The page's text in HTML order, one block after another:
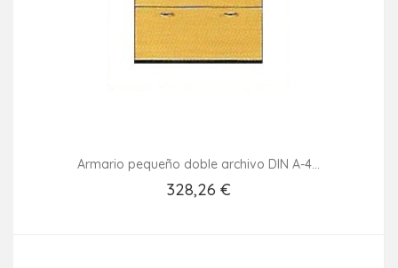
Armario pequeño doble archivo DIN A-4...
328,26 €